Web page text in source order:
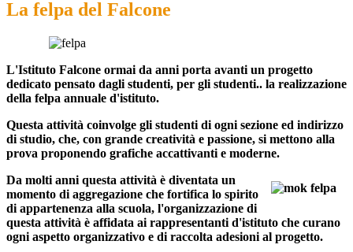
La felpa del Falcone
L'Istituto Falcone ormai da anni porta avanti un progetto
dedicato pensato dagli studenti, per gli studenti.. la realizzazione
della felpa annuale d'istituto.
Questa attività coinvolge gli studenti di ogni sezione ed indirizzo
di studio, che, con grande creatività e passione, si mettono alla
prova proponendo grafiche accattivanti e moderne.
Da molti anni questa attività è diventata un
momento di aggregazione che fortifica lo spirito
di appartenenza alla scuola, l'organizzazione di
questa attività è affidata ai rappresentanti d'istituto che curano
ogni aspetto organizzativo e di raccolta adesioni al progetto.